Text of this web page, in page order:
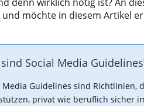
und möchte in diesem Artikel
Social Media
Media Guidelines sind
privat wie beruflich sicher